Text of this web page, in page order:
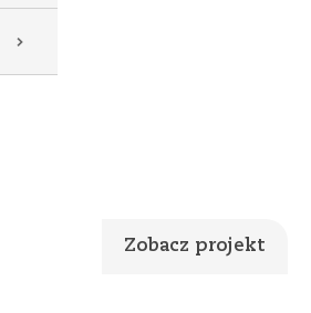
Zobacz projekt